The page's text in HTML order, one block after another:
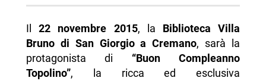
Il22 novembre 2015, la Biblioteca Villa
Bruno di San Giorgio a Cremano, sarà la
protagonista di “Buon Compleanno
Topolino”, la ricca ed esclusiva